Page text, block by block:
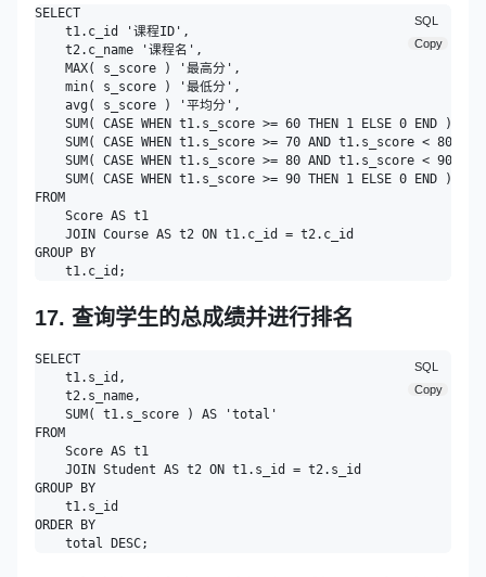
SELECT
    t1.c_id '课程ID',
    t2.c_name '课程名',
    MAX( s_score ) '最高分',
    min( s_score ) '最低分',
    avg( s_score ) '平均分',
SUM( CASE WHEN t1.s_score >= 60 THEN 1 ELSE 0 END )/
SUM( CASE WHEN t1.s_score >= 70 AND t1.s_score < 80
SUM( CASE WHEN t1.s_score >= 80 AND t1.s_score < 90
SUM( CASE WHEN t1.s_score >= 90 THEN 1 ELSE 0 END )/
FROM
    Score AS t1
    JOIN Course AS t2 ON t1.c_id = t2.c_id
GROUP BY
SQL
Copy
17. 查询学生的总成绩并进行排名
SELECT
    t1.s_id,
    t2.s_name,
    SUM( t1.s_score ) AS 'total'
FROM
    Score AS t1
    JOIN Student AS t2 ON t1.s_id = t2.s_id
GROUP BY
    t1.s_id
ORDER BY
SQL
Copy